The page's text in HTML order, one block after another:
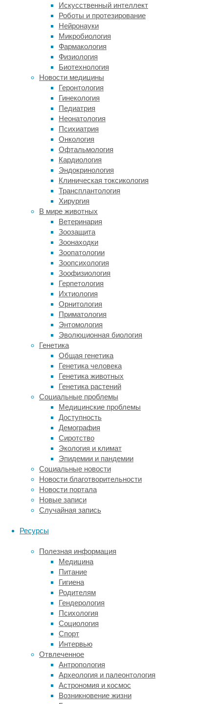
Искусственный интеллект
Роботы и протезирование
Нейронауки
Микробиология
Фармакология
Физиология
Биотехнология
Новости медицины
Геронтология
Гинекология
Педиатрия
Неонатология
Психиатрия
Онкология
Офтальмология
Кардиология
Эндокринология
Клиническая токсикология
Трансплантология
Хирургия
В мире животных
Ветеринария
Зоозащита
Зоонаходки
Зоопатологии
Зоопсихология
Зоофизиология
Герпетология
Ихтиология
Орнитология
Приматология
Энтомология
Эволюционная биология
Генетика
Общая генетика
Генетика человека
Генетика животных
Генетика растений
Социальные проблемы
Медицинские проблемы
Доступность
Демография
Сиротство
Экология и климат
Эпидемии и пандемии
Социальные новости
Новости благотворительности
Новости портала
Новые записи
Случайная запись
Ресурсы
Полезная информация
Медицина
Питание
Гигиена
Родителям
Гендерология
Психология
Социология
Спорт
Интервью
Отвлеченное
Антропология
Археология и палеонтология
Астрономия и космос
Возникновение жизни
пяти
объектов
уже
нужно
какое-
то
время,
чтобы
оценить
их
количество.
Более
того,
от
пяти
выше
начинаются
ошибки:
когда
мы
смотрим
на
девять
яблок,
нам
может
показаться,
что
их
восемь
или
десять.
Разумеется,
если
мы
начнём
вдумчиво
пересчитывать
предметы
пальцем,
то
вряд
ли
ошибёмся.
Но
речь
здесь
не
о
пересчитывании,
именно
мгновенном
схватывании
количества.
Почему
оценка
количества
начинает
ломаться
пяти,
психологи